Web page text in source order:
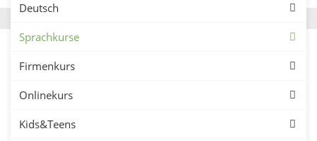
Deutsch
Sprachkurse
Firmenkurs
Onlinekurs
Kids&Teens
Koreanisch lernen in Wien